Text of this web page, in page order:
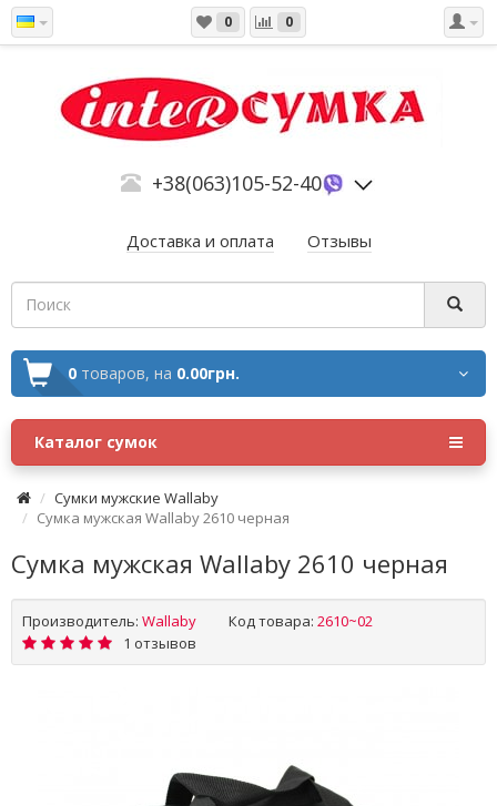
0 0
+38(063)105-52-40
Доставка и оплата Отзывы
0 товаров, на 0.00грн.
Каталог сумок
Cумки мужские Wallaby
Сумка мужская Wallaby 2610 черная
Сумка мужская Wallaby 2610 черная
Производитель: Wallaby Код товара: 2610~02
1 отзывов